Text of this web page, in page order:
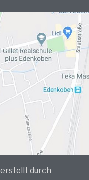
erstellt durch